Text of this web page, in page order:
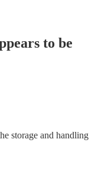
to be
storage and handling